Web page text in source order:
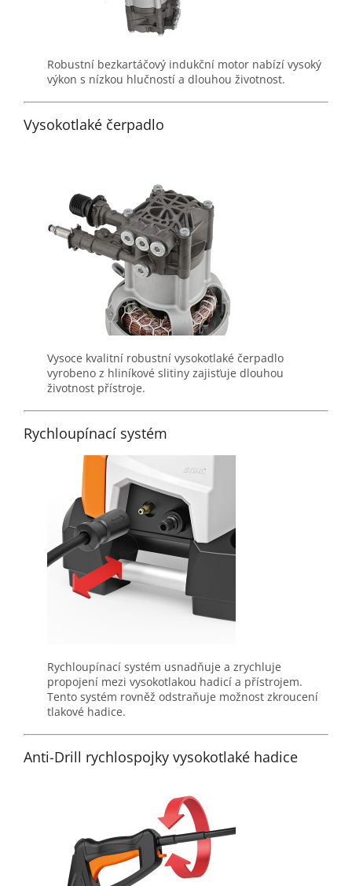
Robustní bezkartáčový indukční motor nabízí vysoký
výkon s nízkou hlučností a dlouhou životnost.
Vysokotlaké čerpadlo
Vysoce kvalitní robustní vysokotlaké čerpadlo
vyrobeno z hliníkové slitiny zajisťuje dlouhou
životnost přístroje.
Rychloupínací systém
Rychloupínací systém usnadňuje a zrychluje
propojení mezi vysokotlakou hadicí a přístrojem.
Tento systém rovněž odstraňuje možnost zkroucení
tlakové hadice.
Anti-Drill rychlospojky vysokotlaké hadice